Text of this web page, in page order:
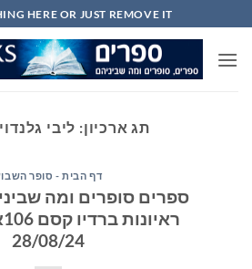
to
content
HERE OR JUST REMOVE IT...
תג ארכיון: ליבי
דף הבית - סופר
ספרים סופרים ומה
28/08/24